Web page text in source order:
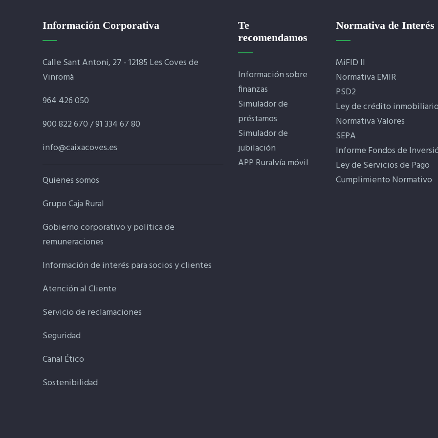
Información Corporativa
Calle Sant Antoni, 27 - 12185 Les Coves de
Vinromà
964 426 050
900 822 670 / 91 334 67 80
info@caixacoves.es
Quienes somos
Grupo Caja Rural
Gobierno corporativo y política de
remuneraciones
Información de interés para socios y clientes
Atención al Cliente
Servicio de reclamaciones
Seguridad
Canal Ético
Sostenibilidad
Te
recomendamos
Información sobre
finanzas
Simulador de
préstamos
Simulador de
jubilación
APP Ruralvía móvil
Normativa de Interés
MiFID II
Normativa EMIR
PSD2
Ley de crédito
Normativa Valores
SEPA
Informe Fondos de
Ley de Servicios de Pago
Cumplimiento Normativo